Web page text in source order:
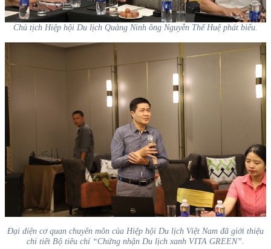
Chủ tịch Hiệp hội Du lịch Quảng Ninh ông Nguyễn Thế Huệ phát biểu.
Đại diện cơ quan chuyên môn của Hiệp hội Du lịch Việt Nam đã giới thiệu
chi tiết Bộ tiêu chí “Chứng nhận Du lịch xanh VITA GREEN”.